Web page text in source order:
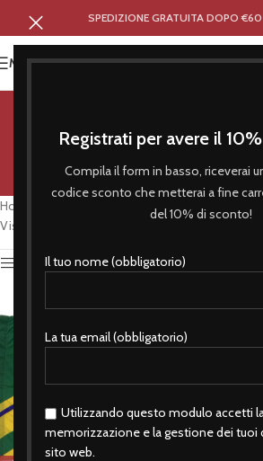
Registrati per avere il
Compila il form in basso, riceverai
codice sconto che metterai a fine
del 10% di sconto!
Il tuo nome (obbligatorio)
La tua email (obbligatorio)
Utilizzando questo modulo accetti
memorizzazione e la gestione dei tuoi
sito web.
SPEDIZIONE GRATUITA DOPO €60
MENU
nazionale
Categorie
Home
Prodotti taggati “nazionale brasiliana”
Visualizzazione del risultato
Attiva Filtro